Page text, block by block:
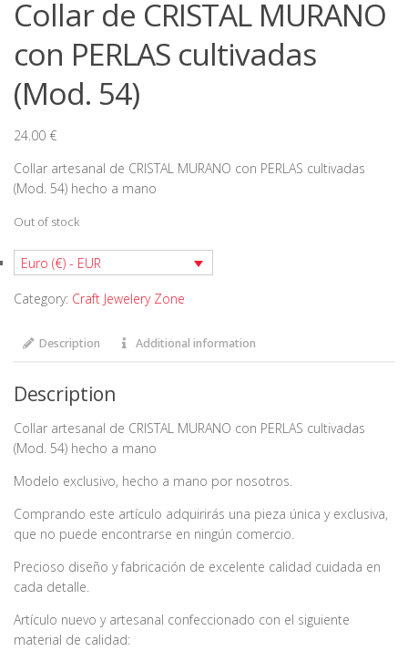
Collar de CRISTAL MURANO
con PERLAS cultivadas
(Mod. 54)
24.00 €
Collar artesanal de CRISTAL MURANO con PERLAS cultivadas
(Mod. 54) hecho a mano
Out of stock
Euro (€) - EUR
Category: Craft Jewelery Zone
Description Additional information
Description
Collar artesanal de CRISTAL MURANO con PERLAS cultivadas
(Mod. 54) hecho a mano
Modelo exclusivo, hecho a mano por nosotros.
Comprando este artículo adquirirás una pieza única y exclusiva,
que no puede encontrarse en ningún comercio.
Precioso diseño y fabricación de excelente calidad cuidada en
cada detalle.
Artículo nuevo y artesanal confeccionado con el siguiente
material de calidad: